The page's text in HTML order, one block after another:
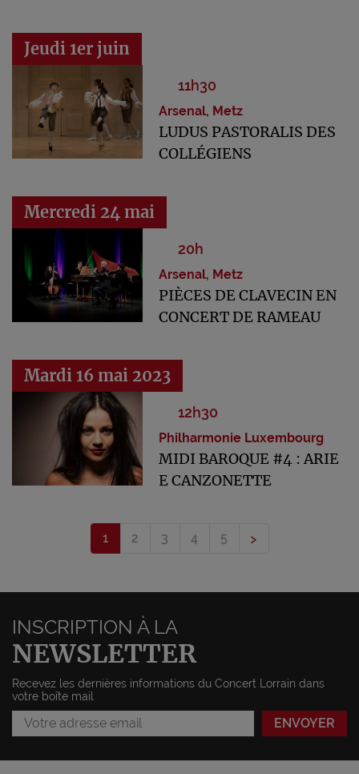
Jeudi 1er juin
11h30
Arsenal, Metz
LUDUS PASTORALIS DES
COLLÉGIENS
Mercredi 24 mai
20h
Arsenal, Metz
PIÈCES DE CLAVECIN EN
CONCERT DE RAMEAU
Mardi 16 mai 2023
12h30
Philharmonie Luxembourg
MIDI BAROQUE #4 : ARIE
E CANZONETTE
1 2 3 4 5 ›
INSCRIPTION À LA
NEWSLETTER
Recevez les dernières informations du Concert Lorrain dans
votre boîte mail